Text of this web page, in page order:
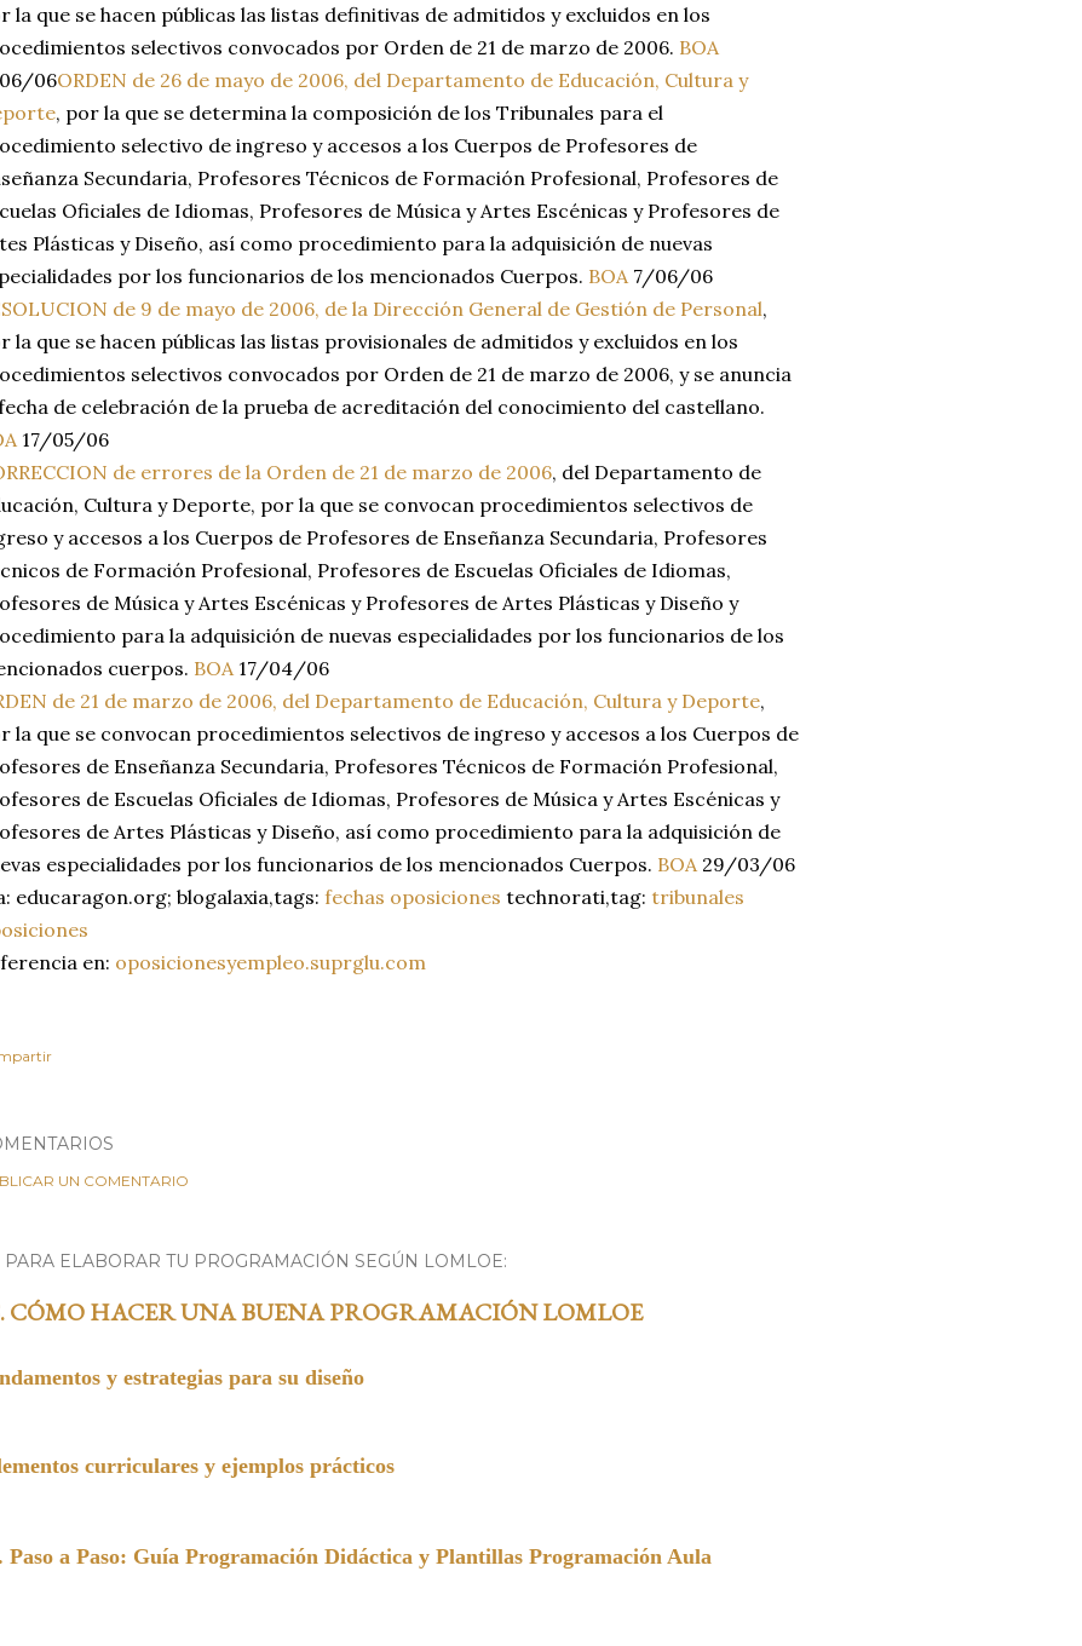
la que se hacen públicas las listas definitivas de admitidos y excluidos en los
selectivos convocados por Orden de 21 de marzo de 2006. BOA
06ORDEN de 26 de mayo de 2006, del Departamento de Educación, Cultura y
, por la que se determina la composición de los Tribunales para el
selectivo de ingreso y accesos a los Cuerpos de Profesores de
Secundaria, Profesores Técnicos de Formación Profesional, Profesores de
Oficiales de Idiomas, Profesores de Música y Artes Escénicas y Profesores de
Plásticas y Diseño, así como procedimiento para la adquisición de nuevas
por los funcionarios de los mencionados Cuerpos. BOA 7/06/06
de 9 de mayo de 2006, de la Dirección General de Gestión de Personal,
la que se hacen públicas las listas provisionales de admitidos y excluidos en los
selectivos convocados por Orden de 21 de marzo de 2006, y se anuncia
de celebración de la prueba de acreditación del conocimiento del castellano.
17/05/06
de errores de la Orden de 21 de marzo de 2006, del Departamento de
Cultura y Deporte, por la que se convocan procedimientos selectivos de
y accesos a los Cuerpos de Profesores de Enseñanza Secundaria, Profesores
de Formación Profesional, Profesores de Escuelas Oficiales de Idiomas,
de Música y Artes Escénicas y Profesores de Artes Plásticas y Diseño y
para la adquisición de nuevas especialidades por los funcionarios de los
cuerpos. BOA 17/04/06
de 21 de marzo de 2006, del Departamento de Educación, Cultura y Deporte,
la que se convocan procedimientos selectivos de ingreso y accesos a los Cuerpos de
de Enseñanza Secundaria, Profesores Técnicos de Formación Profesional,
de Escuelas Oficiales de Idiomas, Profesores de Música y Artes Escénicas y
de Artes Plásticas y Diseño, así como procedimiento para la adquisición de
especialidades por los funcionarios de los mencionados Cuerpos. BOA 29/03/06
educaragon.org; blogalaxia,tags: fechas oposiciones technorati,tag: tribunales
en: oposicionesyempleo.suprglu.com
UN COMENTARIO
ELABORAR TU PROGRAMACIÓN SEGÚN LOMLOE:
CÓMO HACER UNA BUENA PROGRAMACIÓN LOMLOE
y estrategias para su diseño
curriculares y ejemplos prácticos
a Paso: Guía Programación Didáctica y Plantillas Programación Aula